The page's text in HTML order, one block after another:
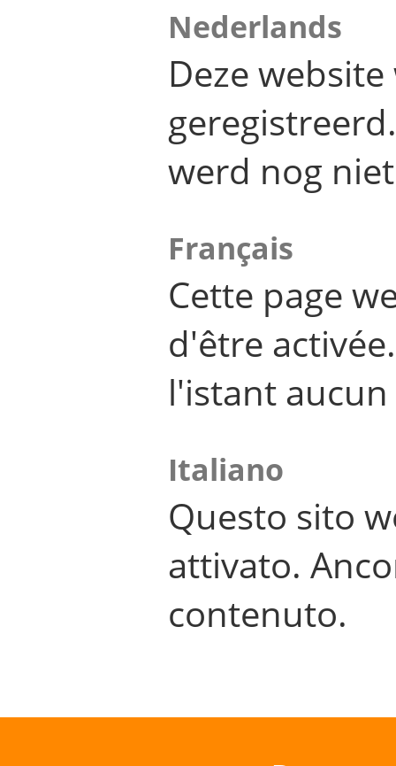
Nederlands
Deze
werd nog
Français
Cette page
d'être
l'istant
Italiano
Questo sito
attivato.
contenuto.